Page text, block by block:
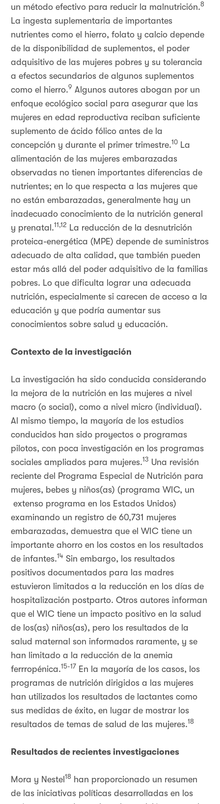
un método efectivo para reducir la malnutrición.8
La ingesta suplementaria de importantes
nutrientes como el hierro, folato y calcio depende
de la disponibilidad de suplementos, el poder
adquisitivo de las mujeres pobres y su tolerancia
a efectos secundarios de algunos suplementos
como el hierro.9 Algunos autores abogan por un
enfoque ecológico social para asegurar que las
mujeres en edad reproductiva reciban suficiente
suplemento de ácido fólico antes de la
concepción y durante el primer trimestre.10 La
alimentación de las mujeres embarazadas
observadas no tienen importantes diferencias de
nutrientes; en lo que respecta a las mujeres que
no están embarazadas, generalmente hay un
inadecuado conocimiento de la nutrición general
y prenatal.11,12 La reducción de la desnutrición
proteica-energética (MPE) depende de suministros
adecuado de alta calidad, que también pueden
estar más allá del poder adquisitivo de la familias
pobres. Lo que dificulta lograr una adecuada
nutrición, especialmente si carecen de acceso a la
educación y que podría aumentar sus
conocimientos sobre salud y educación.
Contexto de la investigación
La investigación ha sido conducida considerando
la mejora de la nutrición en las mujeres a nivel
macro (o social), como a nivel micro (individual).
Al mismo tiempo, la mayoría de los estudios
conducidos han sido proyectos o programas
pilotos, con poca investigación en los programas
sociales ampliados para mujeres.13 Una revisión
reciente del Programa Especial de Nutrición para
mujeres, bebes y niños(as) (programa WIC, un
extenso programa en los Estados Unidos)
examinando un registro de 60,731 mujeres
embarazadas, demuestra que el WIC tiene un
importante ahorro en los costos en los resultados
de infantes.14 Sin embargo, los resultados
positivos documentados para las madres
estuvieron limitados a la reducción en los días de
hospitalización postparto. Otros autores informan
que el WIC tiene un impacto positivo en la salud
de los(as) niños(as), pero los resultados de la
salud maternal son informados raramente, y se
han limitado a la reducción de la anemia
ferrropénica.15-17 En la mayoría de los casos, los
programas de nutrición dirigidos a las mujeres
han utilizados los resultados de lactantes como
sus medidas de éxito, en lugar de mostrar los
resultados de temas de salud de las mujeres.18
Resultados de recientes investigaciones
Mora y Nestel 18 han proporcionado un resumen
de las iniciativas políticas desarrolladas en los